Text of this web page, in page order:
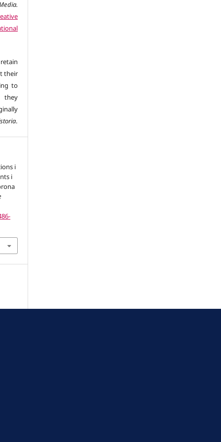
their
to
they
.
i
i